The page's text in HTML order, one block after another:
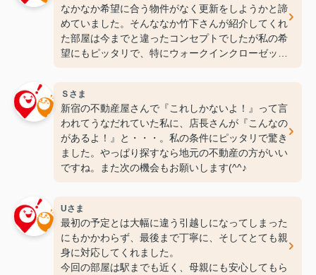
なかなか希望に合う物件がなく更新をしようかと諦
めていました。そんななか竹下さんが紹介してくれ
た部屋は今までと違ったコンセプトでしたが私の希
望にもピッタリで、特にウォークインクローゼット
Ｓさま
新宿の不動産屋さんで『これしかないよ！』って言
われてうなだれていた私に、店長さんが『こんなの
があるよ！』と・・・。私の条件にピッタリで驚き
ました。やっぱり探すなら地元の不動産の方がいい
ですね。また次の機会もお願いします(^^♪
Uさま
最初の予定とは大幅に違う引越しになってしまった
にもかかわらず、最後まで丁寧に、そしてとても親
身に対応してくれました。
今回の部屋は駅までも近く、母親にも安心してもら